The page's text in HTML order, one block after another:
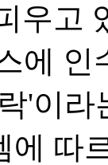
우고
에
'이
따